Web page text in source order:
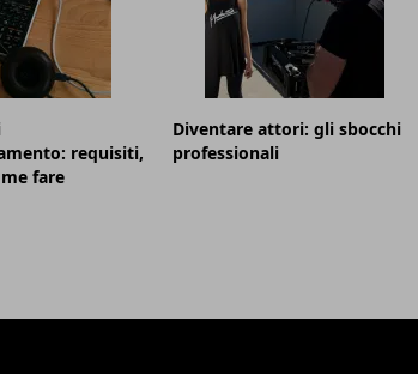
requisiti,
fare
Diventare attori: gli sbocchi
professionali